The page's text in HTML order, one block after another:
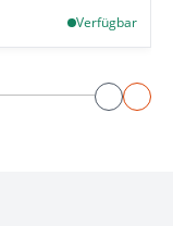
Verfügbar